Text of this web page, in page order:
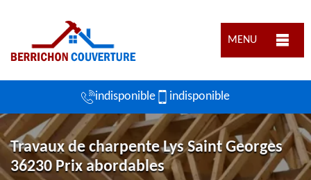
MENU
indisponible indisponible
Travaux de charpente Lys Saint Georges
36230 Prix abordables